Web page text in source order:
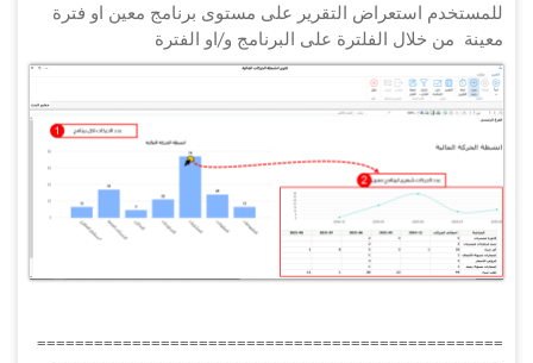
للمستخدم استعراض التقرير على مستوى برنامج معين او فترة
معينة من خلال الفلترة على البرنامج و/او الفترة
=================================================